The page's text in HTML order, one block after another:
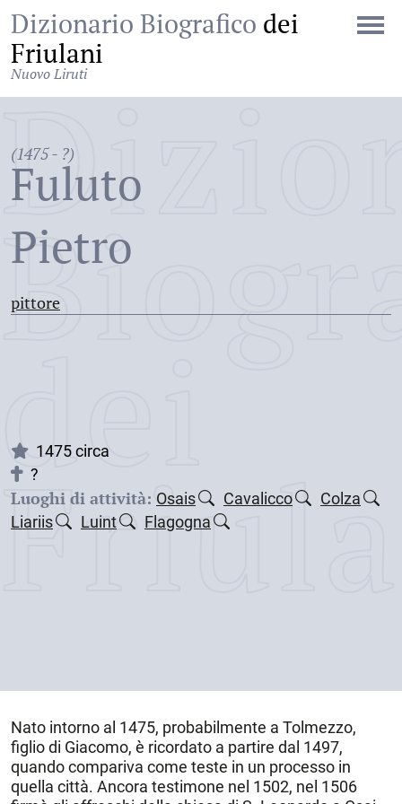
Dizionario Biografico dei
Friulani
Nuovo Liruti
(1475 - ?)
Fuluto
Pietro
pittore
dei
1475 circa
?
Luoghi di attività: Osais Cavalicco
Colza
Liariis
Luint Flagogna
Nato intorno al 1475, probabilmente a Tolmezzo,
figlio di Giacomo, è ricordato a partire dal 1497,
quando compariva come teste in un processo in
quella città. Ancora testimone nel 1502, nel 1506